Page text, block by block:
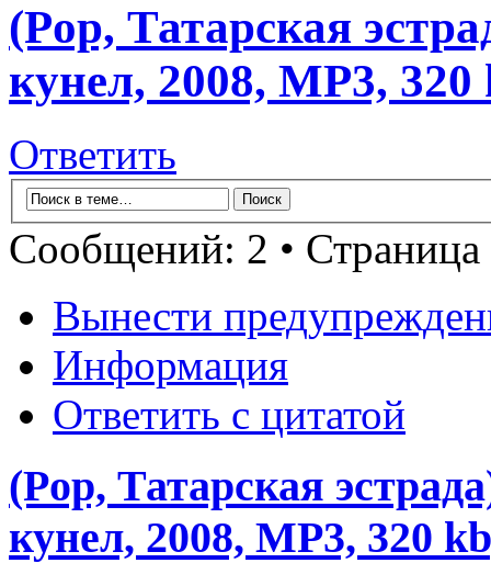
(Pop, Татарская
кунел, 2008, MP3, 320
Ответить
Сообщений: 2 • Страница
Вынести
Информация
Ответить с цитатой
(Pop, Татарская
кунел, 2008, MP3, 320